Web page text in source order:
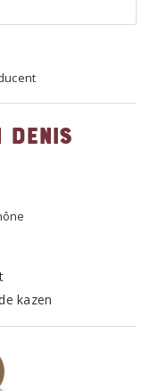
kazen